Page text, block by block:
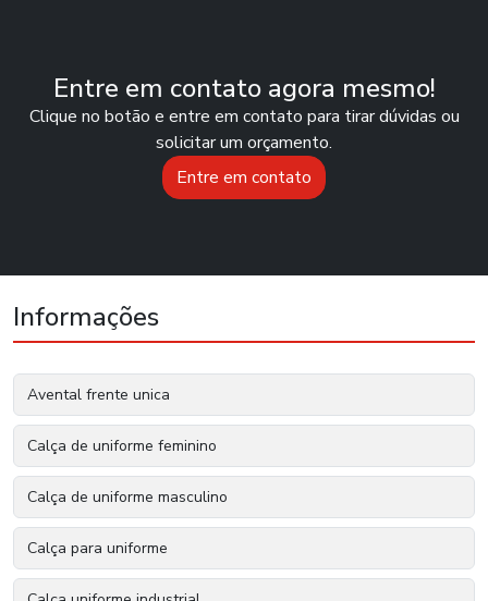
Entre em contato agora mesmo!
Clique no botão e entre em contato para tirar dúvidas ou
solicitar um orçamento.
Entre em contato
Informações
Avental frente unica
Calça de uniforme feminino
Calça de uniforme masculino
Calça para uniforme